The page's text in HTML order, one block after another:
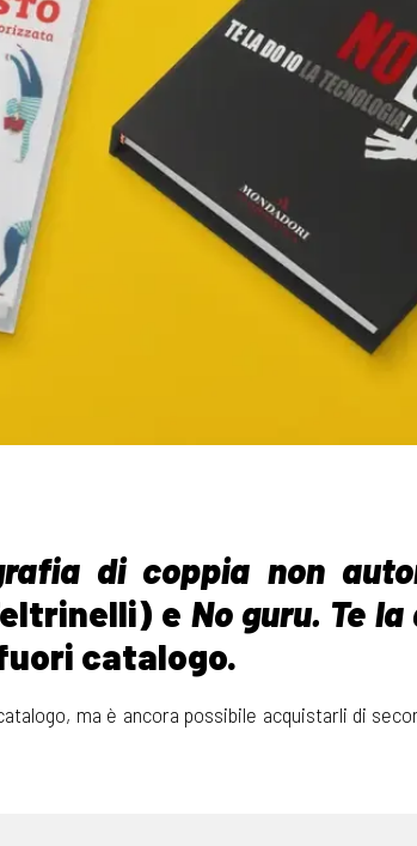
di coppia non
e No guru. Te
catalogo.
ma è ancora possibile acquistarli di